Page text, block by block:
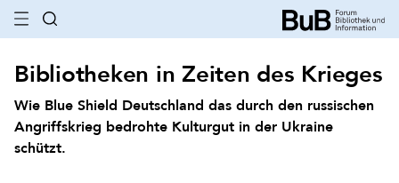
Bibliotheken in Zeiten des Krieges
Wie Blue Shield Deutschland das durch den russischen
Angriffskrieg bedrohte Kulturgut in der Ukraine
schützt.